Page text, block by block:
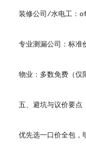
装修公司/水电工：
专业测漏公司：标准
物业：多数免费（仅限
五、避坑与议价要点
优先选一口价全包，明